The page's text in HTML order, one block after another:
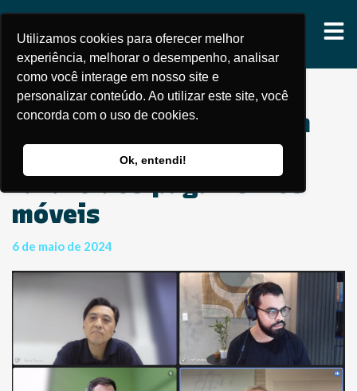
Utilizamos cookies para oferecer melhor
experiência, melhorar o desempenho, analisar
como você interage em nosso site e
personalizar conteúdo. Ao utilizar este site, você
concorda com o uso de cookies.
Ok, entendi!
Descubra como o Tap on
Phone está moldando o
futuro dos pagamentos
móveis
6 de maio de 2024